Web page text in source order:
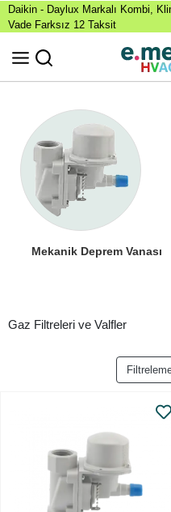
Daikin - Daylux Markalı Kombi,
Vade Farksız 12 Taksit
Mekanik Deprem Vanası
Gaz Filtreleri ve Valfler